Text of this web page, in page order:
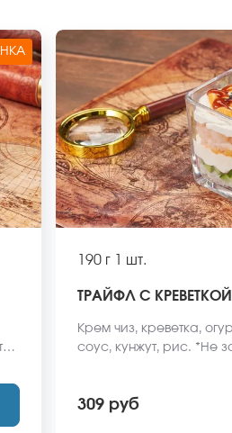
190 г 1 шт.
ТРАЙФЛ С КРЕВЕТКОЙ
Крем чиз, креветка,
соус, кунжут, рис. *Не
заказа. *Внешний вид
фото на сайте.
309 руб